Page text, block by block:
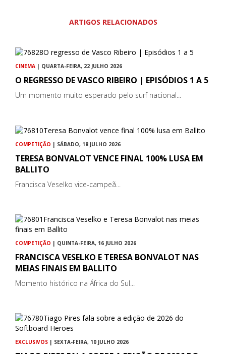
ARTIGOS RELACIONADOS
CINEMA | QUARTA-FEIRA, 22 JULHO 2026
O REGRESSO DE VASCO RIBEIRO | EPISÓDIOS 1 A 5
Um momento muito esperado pelo surf nacional...
COMPETIÇÃO | SÁBADO, 18 JULHO 2026
TERESA BONVALOT VENCE FINAL 100% LUSA EM
BALLITO
Francisca Veselko vice-campeã...
COMPETIÇÃO | QUINTA-FEIRA, 16 JULHO 2026
FRANCISCA VESELKO E TERESA BONVALOT NAS
MEIAS FINAIS EM BALLITO
Momento histórico na África do Sul...
EXCLUSIVOS | SEXTA-FEIRA, 10 JULHO 2026